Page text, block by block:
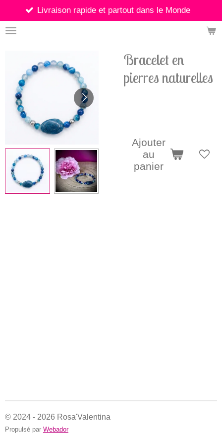
Passer
au
contenu
rapide et partout dans le Monde
Bracelet en
pierres naturelles
Ajouter
au
panier
© 2024 - 2026 Rosa'Valentina
Propulsé par Webador